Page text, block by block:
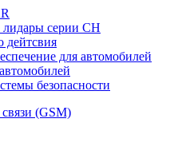
лидары серии CH
дейтсвия
для автомобилей
безопасности
(GSM)